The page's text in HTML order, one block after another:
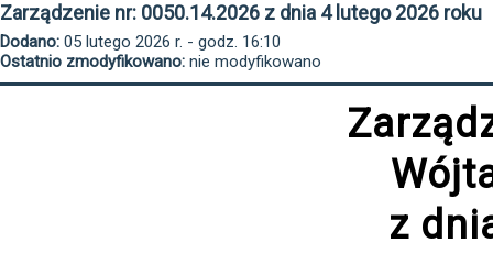
Zarządzenie nr: 0050.14.2026 z dnia 4 lutego 2026 roku
Dodano: 05 lutego 2026 r. - godz. 16:10
Ostatnio zmodyfikowano: nie modyfikowano
z